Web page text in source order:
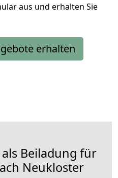
aus und erhalten Sie
erhalten
Beiladung für
Neukloster